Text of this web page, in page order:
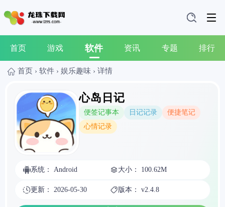
首页 游戏 软件 资讯 专题 排行
首页 › 软件 › 娱乐趣味 › 详情
心岛日记
便签记事本 日记记录
便捷笔记
心情记录
系统： Android 大小： 100.62M
更新： 2026-05-30 版本： v2.4.8